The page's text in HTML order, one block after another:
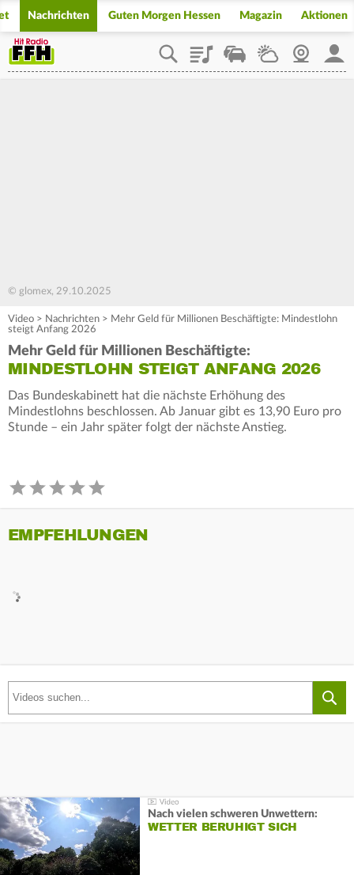
Nachrichten Guten Morgen Hessen Magazin Aktionen
PlaylistStaupilotWetterWebcam
© glomex, 29.10.2025
Video > Nachrichten > Mehr Geld für Millionen Beschäftigte: Mindestlohn
steigt Anfang 2026
Mehr Geld für Millionen Beschäftigte:
MINDESTLOHN STEIGT ANFANG 2026
Das Bundeskabinett hat die nächste Erhöhung des
Mindestlohns beschlossen. Ab Januar gibt es 13,90 Euro pro
Stunde – ein Jahr später folgt der nächste Anstieg.
EMPFEHLUNGEN
Nach vielen schweren Unwettern:
WETTER BERUHIGT SICH